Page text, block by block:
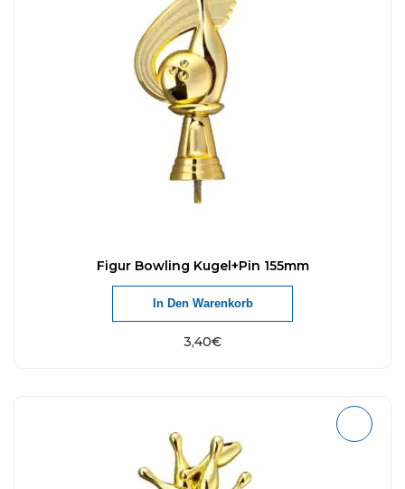
Figur Bowling Kugel+Pin 155mm
3,40€
In Den Warenkorb